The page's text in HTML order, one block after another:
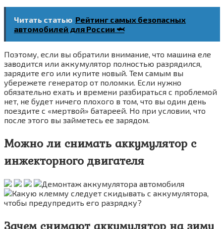
Читать статью Рейтинг самых безопасных
автомобилей для России 🦈
Поэтому, если вы обратили внимание, что машина еле
заводится или аккумулятор полностью разрядился,
зарядите его или купите новый. Тем самым вы
убережете генератор от поломки. Если нужно
обязательно ехать и времени разбираться с проблемой
нет, не будет ничего плохого в том, что вы один день
поездите с «мертвой» батареей. Но при условии, что
после этого вы займетесь ее зарядом.
Можно ли снимать аккумулятор с
инжекторного двигателя